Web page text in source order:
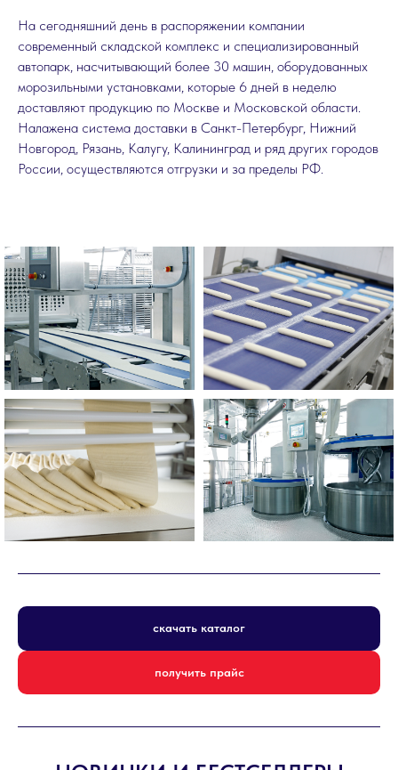
На сегодняшний день в распоряжении компании
современный складской комплекс и специализированный
автопарк, насчитывающий более 30 машин, оборудованных
морозильными установками, которые 6 дней в неделю
доставляют продукцию по Москве и Московской области.
Налажена система доставки в Санкт-Петербург, Нижний
Новгород, Рязань, Калугу, Калининград и ряд других городов
России, осуществляются отгрузки и за пределы РФ.
скачать каталог
получить прайс